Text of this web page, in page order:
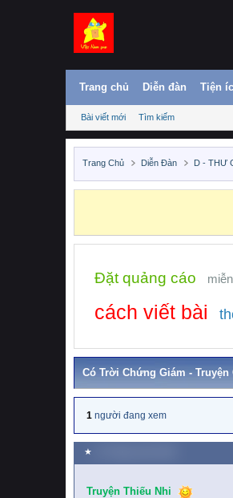
Trang chủ Diễn đàn Tiện
Bài viết mới Tìm kiếm
Trang Chủ Diễn Đàn D - THƯ
Đặt quảng cáo
cách viết bài
Có Trời Chứng Giám - Truyện
1 người đang xem
★
Truyện Thiếu Nhi